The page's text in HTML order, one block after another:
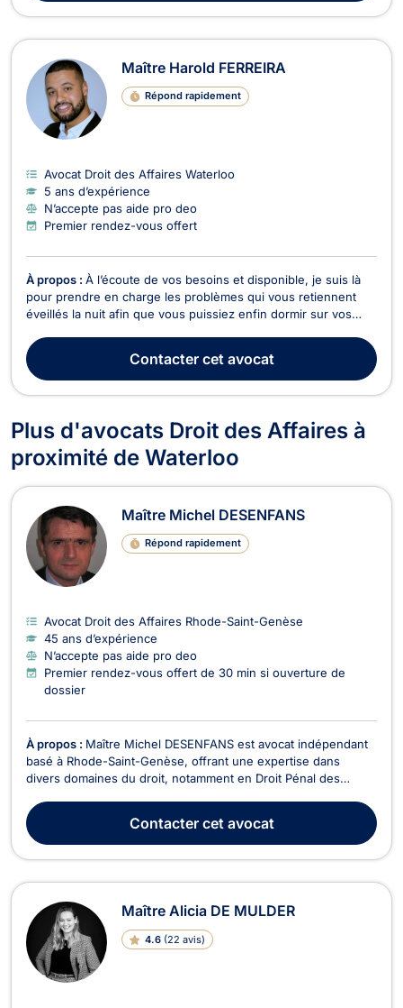
Maître Harold FERREIRA
Répond rapidement
Avocat Droit des Affaires Waterloo
5 ans d’expérience
N’accepte pas aide pro deo
Premier rendez-vous offert
À propos : À l’écoute de vos besoins et disponible, je suis là
pour prendre en charge les problèmes qui vous retiennent
éveillés la nuit afin que vous puissiez enfin dormir sur vos
Contactercet avocat
Plus d'avocats Droit des Affaires à
proximité de Waterloo
Maître Michel DESENFANS
Répond rapidement
Avocat Droit des Affaires Rhode-Saint-Genèse
45 ans d’expérience
N’accepte pas aide pro deo
Premier rendez-vous offert de 30 min si ouverture de
dossier
À propos : Maître Michel DESENFANS est avocat indépendant
basé à Rhode-Saint-Genèse, offrant une expertise dans
divers domaines du droit, notamment en Droit Pénal des
des Successions, Droit Commercial - Concurrence, Dommage
Corporel et Responsabilité Civile, Droit de...
Contactercet avocat
Maître Alicia DE MULDER
4.6 (22 avis)